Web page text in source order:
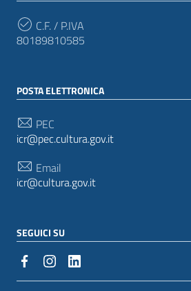
C.F. / P.IVA
80189810585
POSTA ELETTRONICA
PEC
icr@pec.cultura.gov.it
Email
icr@cultura.gov.it
SEGUICI SU